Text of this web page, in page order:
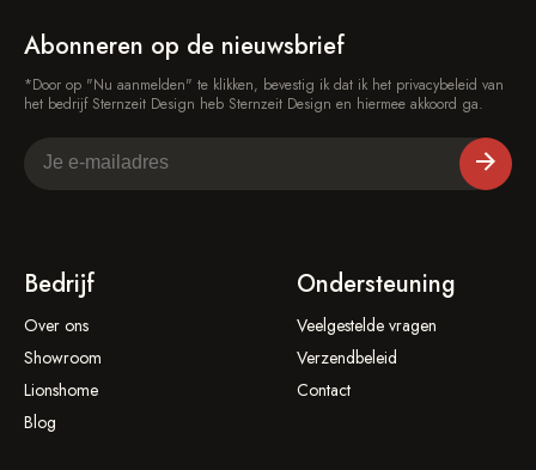
Abonneren op de nieuwsbrief
*Door op "Nu aanmelden" te klikken, bevestig ik dat ik het privacybeleid van
het bedrijf Sternzeit Design heb Sternzeit Design en hiermee akkoord ga.
Bedrijf
Over ons
Showroom
Lionshome
Blog
Ondersteuning
Veelgestelde vragen
Verzendbeleid
Contact